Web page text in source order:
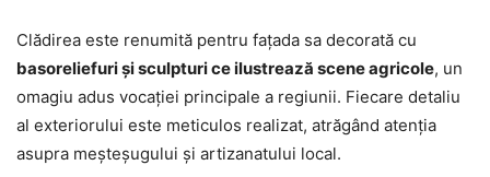
Clădirea este renumită pentru fațada sa decorată cu
basoreliefuri și sculpturi ce ilustrează scene agricole, un
omagiu adus vocației principale a regiunii. Fiecare detaliu
al exteriorului este meticulos realizat, atrăgând atenția
asupra meșteșugului și artizanatului local.